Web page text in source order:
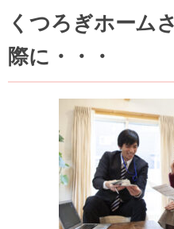
くつろぎホーム
際に・・・